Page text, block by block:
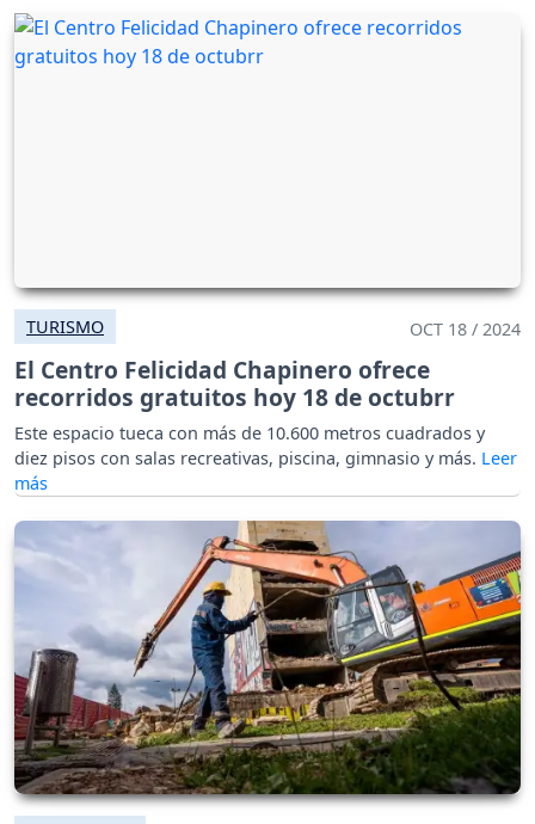
TURISMO OCT 18 / 2024
El Centro Felicidad Chapinero ofrece
recorridos gratuitos hoy 18 de octubrr
Este espacio tueca con más de 10.600 metros cuadrados y
diez pisos con salas recreativas, piscina, gimnasio y más.